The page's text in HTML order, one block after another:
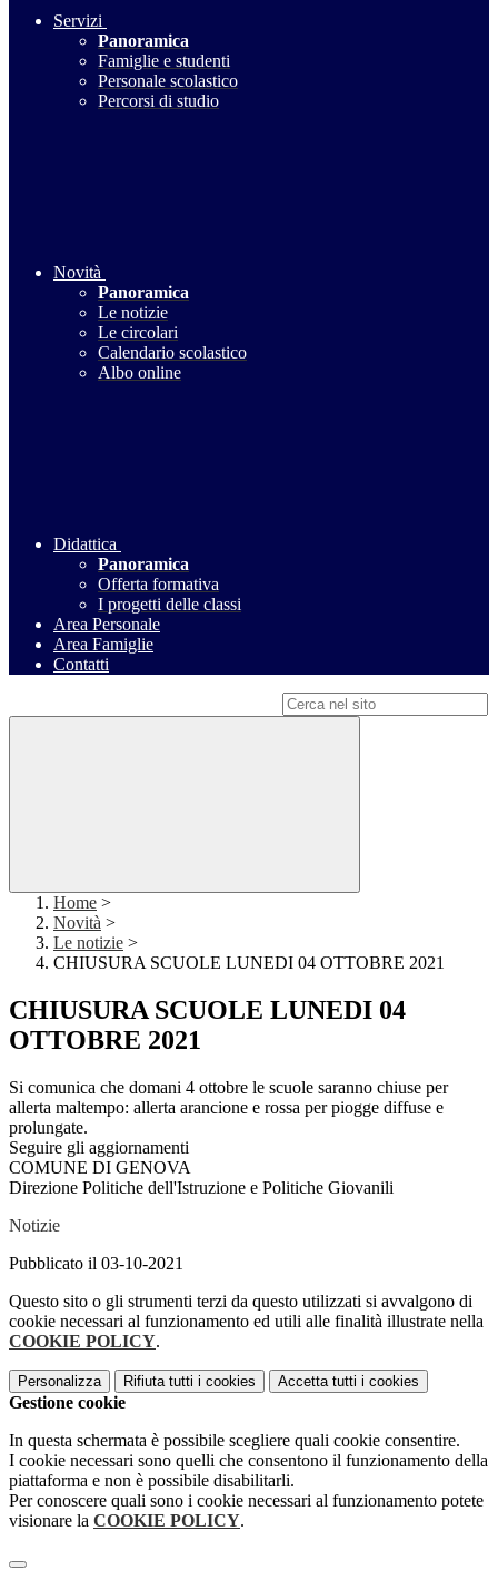
Servizi
Panoramica
Famiglie e studenti
Personale scolastico
Percorsi di studio
Novità
Panoramica
Le notizie
Le circolari
Calendario scolastico
Albo online
Didattica
Panoramica
Offerta formativa
I progetti delle classi
Area Personale
Area Famiglie
Contatti
Home >
Novità >
Le notizie >
CHIUSURA SCUOLE LUNEDI 04 OTTOBRE 2021
CHIUSURA SCUOLE LUNEDI 04
OTTOBRE 2021
Si comunica che domani 4 ottobre le scuole saranno chiuse per
allerta maltempo: allerta arancione e rossa per piogge diffuse e
prolungate.
Seguire gli aggiornamenti
COMUNE DI GENOVA
Direzione Politiche dell'Istruzione e Politiche Giovanili
Notizie
Pubblicato il 03-10-2021
Questo sito o gli strumenti terzi da questo utilizzati si avvalgono di
cookie necessari al funzionamento ed utili alle finalità illustrate nella
COOKIE POLICY.
Personalizza Rifiuta tutti i cookies Accetta tutti i cookies
Gestione cookie
In questa schermata è possibile scegliere quali cookie consentire.
I cookie necessari sono quelli che consentono il funzionamento della
piattaforma e non è possibile disabilitarli.
Per conoscere quali sono i cookie necessari al funzionamento potete
visionare la COOKIE POLICY.